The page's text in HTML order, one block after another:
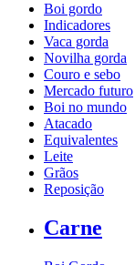
Boi gordo
Indicadores
Vaca gorda
Novilha gorda
Couro e sebo
Mercado futuro
Boi no mundo
Atacado
Equivalentes
Leite
Grãos
Reposição
Carne